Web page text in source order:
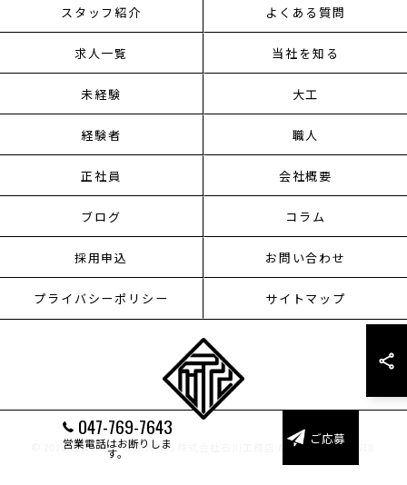
047-769-7643
営業電話はお断りしま
す。
ご応募
スタッフ紹介 よくある質問
求人一覧 当社を知る
未経験 大工
経験者 職人
正社員 会社概要
ブログ コラム
採用申込 お問い合わせ
プライバシーポリシー サイトマップ
© 2026 千葉の建築の求人なら株式会社石川工務店 ALL RIGHTS RESERVED.